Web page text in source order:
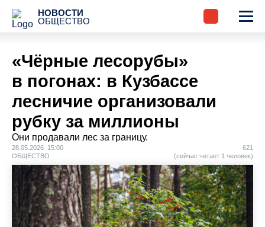
НОВОСТИ
ОБЩЕСТВО
«Чёрные лесорубы»
в погонах: в Кузбассе
лесничие организовали
рубку за миллионы
Они продавали лес за границу.
28.05.2026 15:00
ОБЩЕСТВО
621
(сейчас читает 1 человек)